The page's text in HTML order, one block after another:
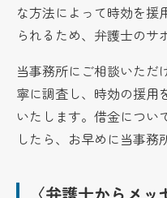
な方法によって時効を援
られるため、弁護士のサ
当事務所にご相談いただ
寧に調査し、時効の援用
いたします。借金につい
したら、お早めに当事務